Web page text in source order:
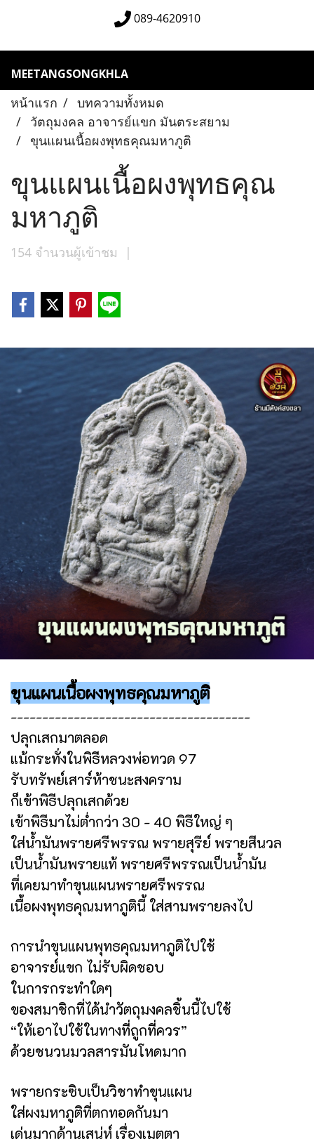
089-4620910
MEETANGSONGKHLA
หน้าแรก
บทความทั้งหมด
วัตถุมงคล อาจารย์แขก มันตระสยาม
ขุนแผนเนื้อผงพุทธคุณมหาภูติ
ขุนแผนเนื้อผงพุทธคุณ
มหาภูติ
154 จำนวนผู้เข้าชม |
ขุนแผนเนื้อผงพุทธคุณมหาภูติ
--------------------------------------
ปลุกเสกมาตลอด
แม้กระทั่งในพิธีหลวงพ่อทวด 97
รับทรัพย์เสาร์ห้าชนะสงคราม
ก็เข้าพิธีปลุกเสกด้วย
เข้าพิธีมาไม่ต่ำกว่า 30 - 40 พิธีใหญ่ ๆ
ใส่น้ำมันพรายศรีพรรณ พรายสุรีย์ พรายสีนวล
เป็นน้ำมันพรายแท้ พรายศรีพรรณเป็นน้ำมัน
ที่เคยมาทำขุนแผนพรายศรีพรรณ
เนื้อผงพุทธคุณมหาภูตินี้ ใส่สามพรายลงไป
การนำขุนแผนพุทธคุณมหาภูติไปใช้
อาจารย์แขก ไม่รับผิดชอบ
ในการกระทำใดๆ
ของสมาชิกที่ได้นำวัตถุมงคลชิ้นนี้ไปใช้
“ให้เอาไปใช้ในทางที่ถูกที่ควร”
ด้วยชนวนมวลสารมันโหดมาก
พรายกระซิบเป็นวิชาทำขุนแผน
ใส่ผงมหาภูติที่ตกทอดกันมา
เด่นมากด้านเสน่ห์ เรื่องเมตตา